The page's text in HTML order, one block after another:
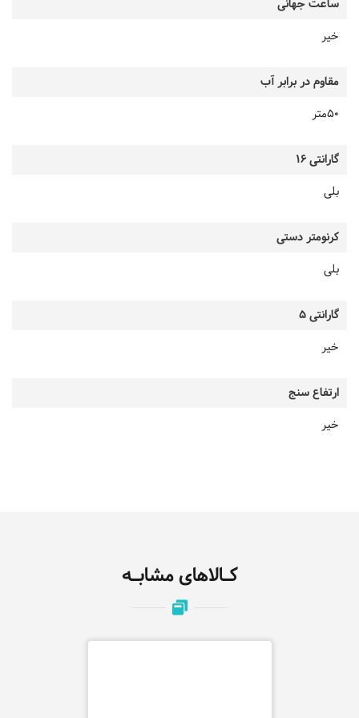
ساعت جهانی
خیر
مقاوم در برابر آب
50متر
گارانتی 16
بلی
کرنومتر دستی
بلی
گارانتی 5
خیر
ارتفاع سنج
خیر
کـالاهای مشابـه